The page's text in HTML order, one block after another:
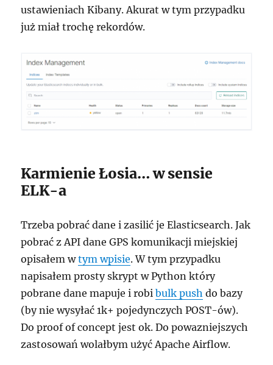
ustawieniach Kibany. Akurat w tym przypadku
już miał trochę rekordów.
Karmienie Łosia… w sensie
ELK-a
Trzeba pobrać dane i zasilić je Elasticsearch. Jak
pobrać z API dane GPS komunikacji miejskiej
opisałem wtym wpisie. W tym przypadku
napisałem prosty skrypt w Python który
pobrane dane mapuje i robibulk push do bazy
(by nie wysyłać 1k+ pojedynczych POST-ów).
Do proof of concept jest ok. Do powazniejszych
zastosowań wolałbym użyć Apache Airflow.